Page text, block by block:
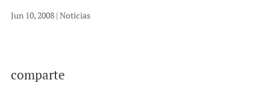
Jun 10, 2008| Noticias
comparte